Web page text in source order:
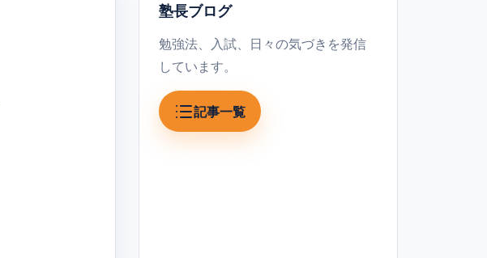
塾長ブログ
勉強法、入試、日々の気づきを発信
しています。
記事一覧